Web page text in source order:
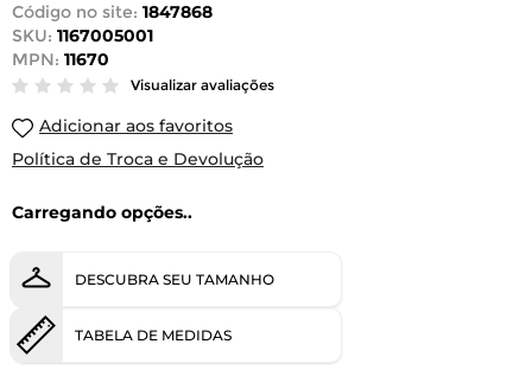
Código no site: 1847868
SKU: 1167005001
MPN: 11670
Visualizar avaliações
Adicionar aos favoritos
Política de Troca e Devolução
Carregando opções..
DESCUBRA SEU TAMANHO
TABELA DE MEDIDAS